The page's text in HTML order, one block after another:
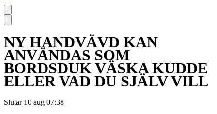
NY HANDVÄVD KAN
ANVÄNDAS SOM
BORDSDUK VÄSKA KUDDE
ELLER VAD DU SJÄLV VILL
Slutar 10 aug 07:38